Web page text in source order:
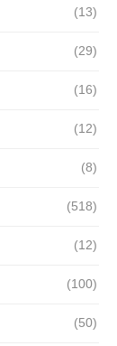
(13)
(29)
(16)
(12)
(8)
(518)
(12)
(100)
(50)